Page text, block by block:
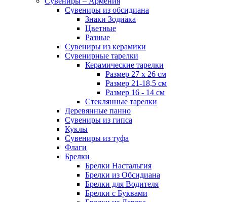
Сувениры из обсидиана
Знаки Зодиака
Цветные
Разные
Сувениры из керамики
Сувенирные тарелки
Керамические тарелки
Размер 27 х 26 см
Размер 21-18,5 см
Размер 16 - 14 см
Стеклянные тарелки
Деревянные панно
Сувениры из гипса
Куклы
Сувениры из туфа
Флаги
Брелки
Брелки Настальгия
Брелки из Обсидиана
Брелки для Водителя
Брелки с Буквами